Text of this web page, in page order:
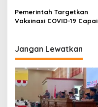
Pemerintah Targetkan
Vaksinasi COVID-19 Capai
Jangan Lewatkan